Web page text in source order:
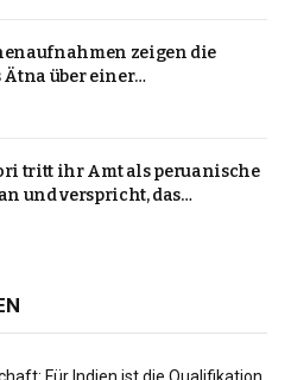
zeigen die
Ätna über einer
tritt ihr Amt als peruanische
und verspricht, das
Instabilität zu beenden